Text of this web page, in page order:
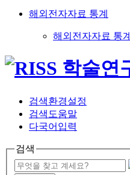
해외전자자료 통계
해외전자자료 통계
검색환경설정
검색도움말
다국어입력
검색